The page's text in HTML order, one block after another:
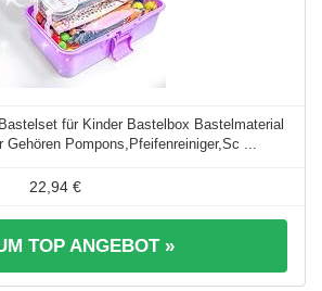
für Kinder Bastelbox Bastelmaterial
Pompons,Pfeifenreiniger,Sc ...
22,94 €
TOP ANGEBOT »